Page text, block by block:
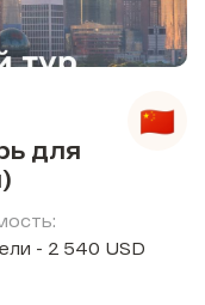
для
- 2 540 USD